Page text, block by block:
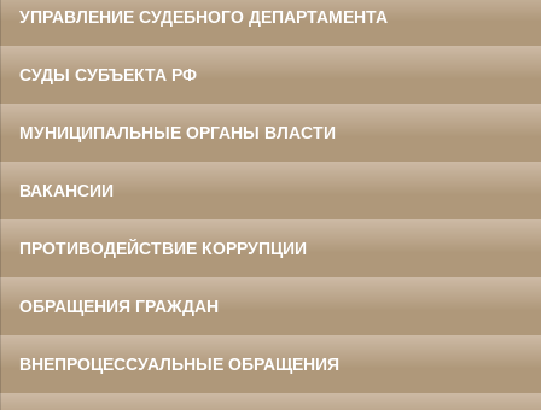
УПРАВЛЕНИЕ СУДЕБНОГО ДЕПАРТАМЕНТА
СУДЫ СУБЪЕКТА РФ
МУНИЦИПАЛЬНЫЕ ОРГАНЫ ВЛАСТИ
ВАКАНСИИ
ПРОТИВОДЕЙСТВИЕ КОРРУПЦИИ
ОБРАЩЕНИЯ ГРАЖДАН
ВНЕПРОЦЕССУАЛЬНЫЕ ОБРАЩЕНИЯ